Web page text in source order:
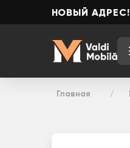
НОВЫЙ АДРЕС!
Главная